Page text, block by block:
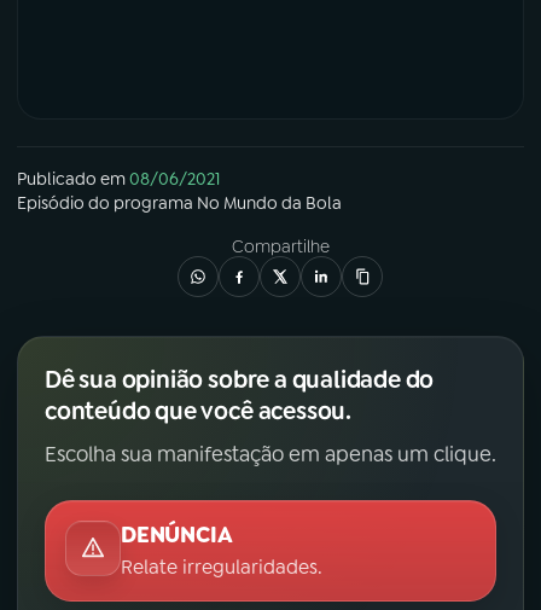
Publicado em08/06/2021
Episódio do programa No Mundo da Bola
Compartilhe
Dê sua opinião sobre a qualidade do
conteúdo que você acessou.
Escolha sua manifestação em apenas um clique.
DENÚNCIA
Relate irregularidades.